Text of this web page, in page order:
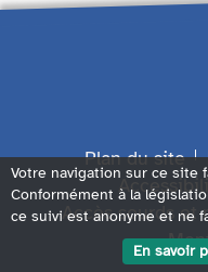
Plan du site
Accès sourds et
Votre navigation sur ce site
Conformément à la
ce suivi est anonyme et ne
En savoir